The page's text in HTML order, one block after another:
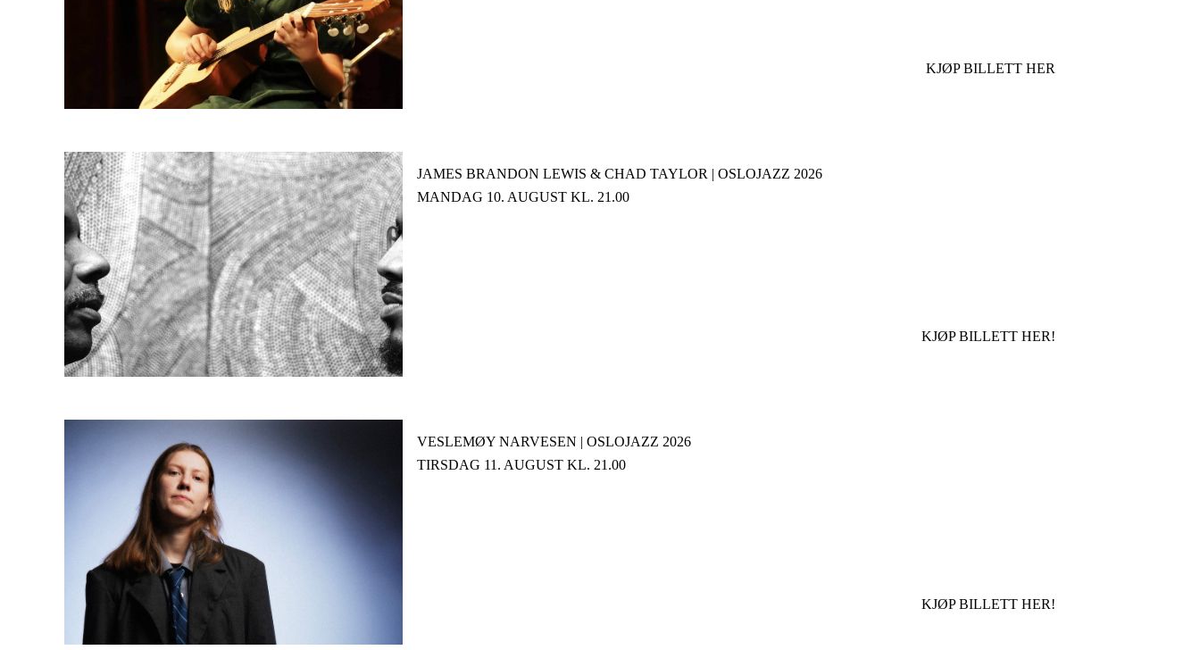
KJØP BILLETT HER
JAMES BRANDON LEWIS & CHAD TAYLOR | OSLOJAZZ 2026
MANDAG 10. AUGUST KL. 21.00
KJØP BILLETT HER!
VESLEMØY NARVESEN | OSLOJAZZ 2026
TIRSDAG 11. AUGUST KL. 21.00
KJØP BILLETT HER!